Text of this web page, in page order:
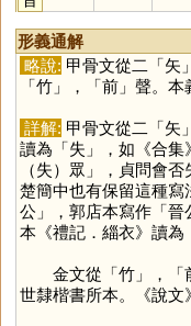
形義通解
略說: 甲骨文從二「矢
「竹」，「前」聲。本
詳解: 甲骨文從二「矢
讀為「失 」，如《合
（失）眾」，貞問會
楚簡中也有保留這種寫
公」，郭店本寫作「晉
本《禮記．緇衣》讀為
金文從「竹」，「
世隸楷書所本。《說文